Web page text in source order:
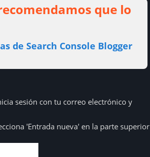
que lo
de Search Console Blogger
sesión con tu correo electrónico y
'Entrada nueva' en la parte superior